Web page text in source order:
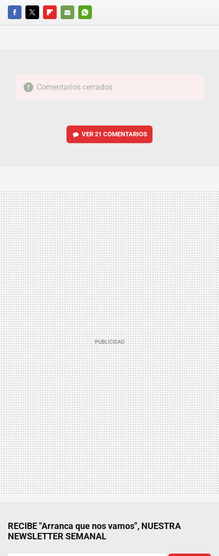
FACEBOOKTWITTERFLIPBOARD
E-
WHATSAPP
Comentarios cerrados
VER 21 COMENTARIOS
RECIBE "Arranca que nos vamos", NUESTRA
NEWSLETTER SEMANAL